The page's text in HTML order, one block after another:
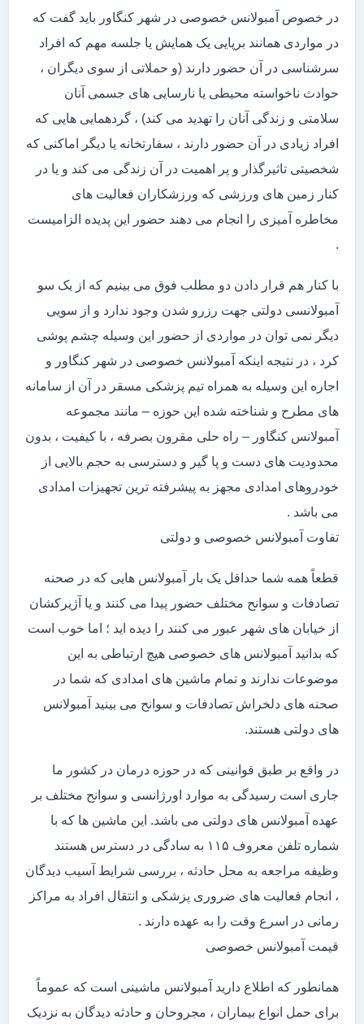
در خصوص آمبولانس خصوصی در شهر کنگاور باید گفت که
در مواردی همانند برپایی یک همایش یا جلسه مهم که افراد
سرشناسی در آن حضور دارند (و حملاتی از سوی دیگران ،
حوادث ناخواسته محیطی یا نارسایی های جسمی آنان
سلامتی و زندگی آنان را تهدید می کند) ، گردهمایی هایی که
افراد زیادی در آن حضور دارند ، سفارتخانه یا دیگر اماکنی که
شخصیتی تاثیرگذار و پر اهمیت در آن زندگی می کند و یا در
کنار زمین های ورزشی که ورزشکاران فعالیت های
مخاطره آمیزی را انجام می دهند حضور این پدیده الزامیست
.
با کنار هم قرار دادن دو مطلب فوق می بینیم که از یک سو
آمبولانسی دولتی جهت رزرو شدن وجود ندارد و از سویی
دیگر نمی توان در مواردی از حضور این وسیله چشم پوشی
کرد ، در نتیجه اینکه آمبولانس خصوصی در شهر کنگاور و
اجاره این وسیله به همراه تیم پزشکی مسقر در آن از سامانه
های مطرح و شناخته شده این حوزه – مانند مجموعه
آمبولانس کنگاور – راه حلی مقرون بصرفه ، با کیفیت ، بدون
محدودیت های دست و پا گیر و دسترسی به حجم بالایی از
خودروهای امدادی مجهز به پیشرفته ترین تجهیزات امدادی
می باشد .
تفاوت آمبولانس خصوصی و دولتی
قطعاً همه شما حداقل یک بار آمبولانس هایی که در صحنه
تصادفات و سوانح مختلف حضور پیدا می کنند و یا آژیرکشان
از خیابان های شهر عبور می کنند را دیده اید ؛ اما خوب است
که بدانید آمبولانس های خصوصی هیچ ارتباطی به این
موضوعات ندارند و تمام ماشین های امدادی که شما در
صحنه های دلخراش تصادفات و سوانح می بینید آمبولانس
های دولتی هستند.
در واقع بر طبق قوانینی که در حوزه درمان در کشور ما
جاری است رسیدگی به موارد اورژانسی و سوانح مختلف بر
عهده آمبولانس های دولتی می باشد. این ماشین ها که با
شماره تلفن معروف ۱۱۵ به سادگی در دسترس هستند
وظیفه مراجعه به محل حادثه ، بررسی شرایط آسیب دیدگان
، انجام فعالیت های ضروری پزشکی و انتقال افراد به مراکز
رمانی در اسرع وقت را به عهده دارند .
قیمت آمبولانس خصوصی
همانطور که اطلاع دارید آمبولانس ماشینی است که عموماً
برای حمل انواع بیماران ، مجروحان و حادثه دیدگان به نزدیک